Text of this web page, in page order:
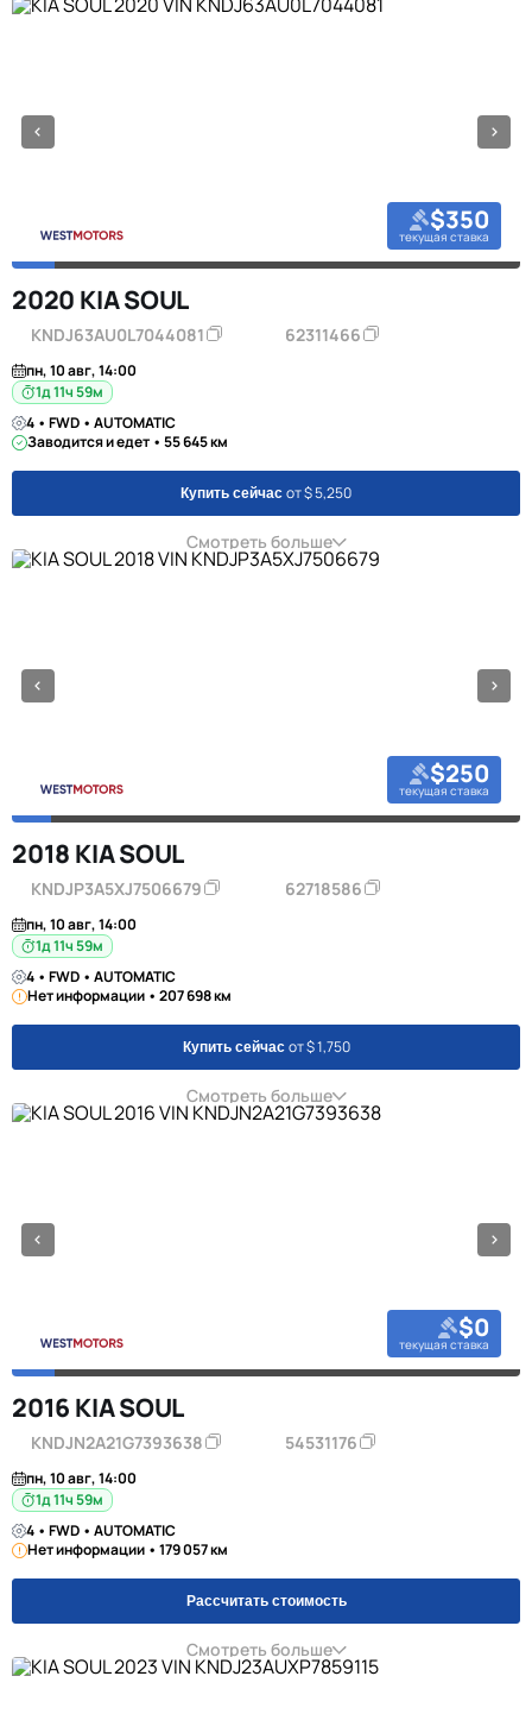
$350
текущая ставка
2020 KIA SOUL
KNDJ63AU0L7044081 62311466
пн, 10 авг, 14:00
1д 11ч 59м
4 • FWD • AUTOMATIC
Заводится и едет • 55 645 км
Купить сейчас от $ 5,250
Смотреть больше
$250
текущая ставка
2018 KIA SOUL
KNDJP3A5XJ7506679 62718586
пн, 10 авг, 14:00
1д 11ч 59м
4 • FWD • AUTOMATIC
Нет информации • 207 698 км
Купить сейчас от $ 1,750
Смотреть больше
$0
текущая ставка
2016 KIA SOUL
KNDJN2A21G7393638 54531176
пн, 10 авг, 14:00
1д 11ч 59м
4 • FWD • AUTOMATIC
Нет информации • 179 057 км
Рассчитать стоимость
Смотреть больше